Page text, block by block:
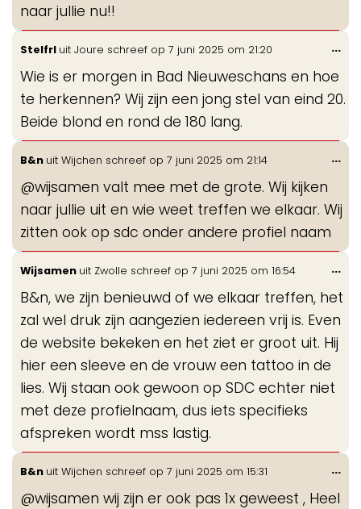
naar jullie nu!!
Stelfrl uit Joure schreef op 7 juni 2025 om 21:20
Wie is er morgen in Bad Nieuweschans en hoe
te herkennen? Wij zijn een jong stel van eind 20.
Beide blond en rond de 180 lang.
...
B&n uit Wijchen schreef op 7 juni 2025 om 21:14
@wijsamen valt mee met de grote. Wij kijken
naar jullie uit en wie weet treffen we elkaar. Wij
zitten ook op sdc onder andere profiel naam
...
Wijsamen uit Zwolle schreef op 7 juni 2025 om 16:54
B&n, we zijn benieuwd of we elkaar treffen, het
zal wel druk zijn aangezien iedereen vrij is. Even
de website bekeken en het ziet er groot uit. Hij
hier een sleeve en de vrouw een tattoo in de
lies. Wij staan ook gewoon op SDC echter niet
met deze profielnaam, dus iets specifieks
afspreken wordt mss lastig.
...
B&n uit Wijchen schreef op 7 juni 2025 om 15:31
@wijsamen wij zijn er ook pas 1x geweest , Heel
...